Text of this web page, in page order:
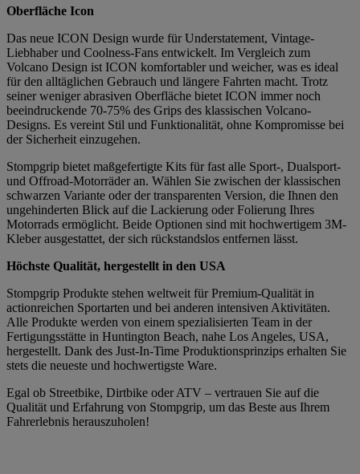
Oberfläche Icon
Das neue ICON Design wurde für Understatement, Vintage-
Liebhaber und Coolness-Fans entwickelt. Im Vergleich zum
Volcano Design ist ICON komfortabler und weicher, was es ideal
für den alltäglichen Gebrauch und längere Fahrten macht. Trotz
seiner weniger abrasiven Oberfläche bietet ICON immer noch
beeindruckende 70-75% des Grips des klassischen Volcano-
Designs. Es vereint Stil und Funktionalität, ohne Kompromisse bei
der Sicherheit einzugehen.
Stompgrip bietet maßgefertigte Kits für fast alle Sport-, Dualsport-
und Offroad-Motorräder an. Wählen Sie zwischen der klassischen
schwarzen Variante oder der transparenten Version, die Ihnen den
ungehinderten Blick auf die Lackierung oder Folierung Ihres
Motorrads ermöglicht. Beide Optionen sind mit hochwertigem 3M-
Kleber ausgestattet, der sich rückstandslos entfernen lässt.
Höchste Qualität, hergestellt in den USA
Stompgrip Produkte stehen weltweit für Premium-Qualität in
actionreichen Sportarten und bei anderen intensiven Aktivitäten.
Alle Produkte werden von einem spezialisierten Team in der
Fertigungsstätte in Huntington Beach, nahe Los Angeles, USA,
hergestellt. Dank des Just-In-Time Produktionsprinzips erhalten Sie
stets die neueste und hochwertigste Ware.
Egal ob Streetbike, Dirtbike oder ATV – vertrauen Sie auf die
Qualität und Erfahrung von Stompgrip, um das Beste aus Ihrem
Fahrerlebnis herauszuholen!